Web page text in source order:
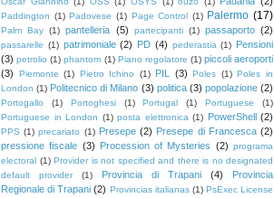
Paddington (1) Padovese (1) Page Control (1) Palermo (17)
Palm Bay (1) pantelleria (5) partecipanti (1) passaporto (2)
passarelle (1) patrimoniale (2) PD (4) pederastia (1) Pensioni
(3) petrolio (1) phantom (1) Piano regolatore (1) piccoli aeroporti
(3)
Piemonte (1) Pietro Ichino (1) PIL (3) Poles (1) Poles in
London (1) Politecnico di Milano (3) politica (3) popolazione (2)
Portogallo (1) Portoghesi (1) Portugal (1) Portuguese
(1)
Portuguese in London (1) posta elettronica (1) PowerShell (2)
PPS (1) precariato (1) Presepe (2) Presepe di Francesca (2)
pressione fiscale (3) Procession of Mysteries (2) programa
electoral (1) Provider is not specified and there is no designated
default provider
(1) Provincia di Trapani (4)
Provincia
Regionale di Trapani (2) Provincias italianas (1) PsExec License